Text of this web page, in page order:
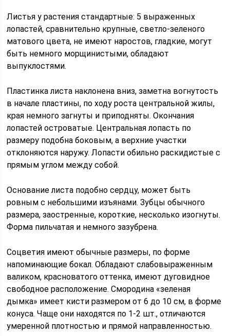
Листья у растения стандартные: 5 выраженных
лопастей, сравнительно крупные, светло-зеленого
матового цвета, не имеют наростов, гладкие, могут
быть немного морщинистыми, обладают
выпуклостями.
Пластинка листа наклонена вниз, заметна вогнутость
в начале пластины, по ходу роста центральной жилы,
края немного загнуты и приподняты. Окончания
лопастей островатые. Центральная лопасть по
размеру подобна боковым, а верхние участки
отклоняются наружу. Лопасти обильно раскидистые с
прямым углом между собой.
Основание листа подобно сердцу, может быть
ровным с небольшими изъянами. Зубцы обычного
размера, заостренные, короткие, несколько изогнуты.
Форма пильчатая и немного зазубрена.
Соцветия имеют обычные размеры, по форме
напоминающие бокал. Обладают слабовыраженным
валиком, красноватого оттенка, имеют дуговидное
свободное расположение. Смородина «зеленая
дымка» имеет кисти размером от 6 до 10 см, в форме
конуса. Чаще они находятся по 1-2 шт., отличаются
умеренной плотностью и прямой направленностью.